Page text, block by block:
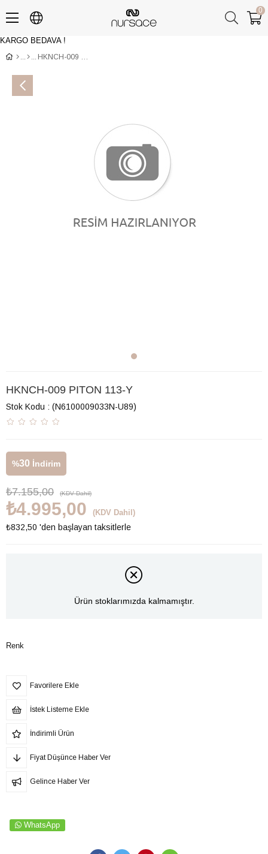
KARGO BEDAVA !
0
HKNCH-009 PITON 113-Y
HKNCH-009 PITON 113-Y
Stok Kodu (N6100009033N-U89)
%30 İndirim
₺7.155,00 (KDV Dahil)
₺4.995,00 (KDV Dahil)
₺832,50 'den başlayan taksitlerle
Ürün stoklarımızda kalmamıştır.
Renk
Favorilere Ekle
İstek Listeme Ekle
İndirimli Ürün
Fiyat Düşünce Haber Ver
Gelince Haber Ver
WhatsApp